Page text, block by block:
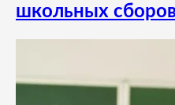
школьных